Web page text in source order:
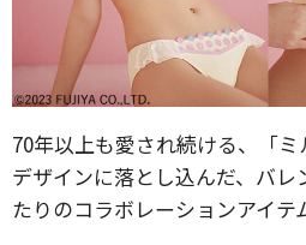
70年以上も愛され続ける、「
デザインに落とし込んだ、バレ
たりのコラボレーションアイテ